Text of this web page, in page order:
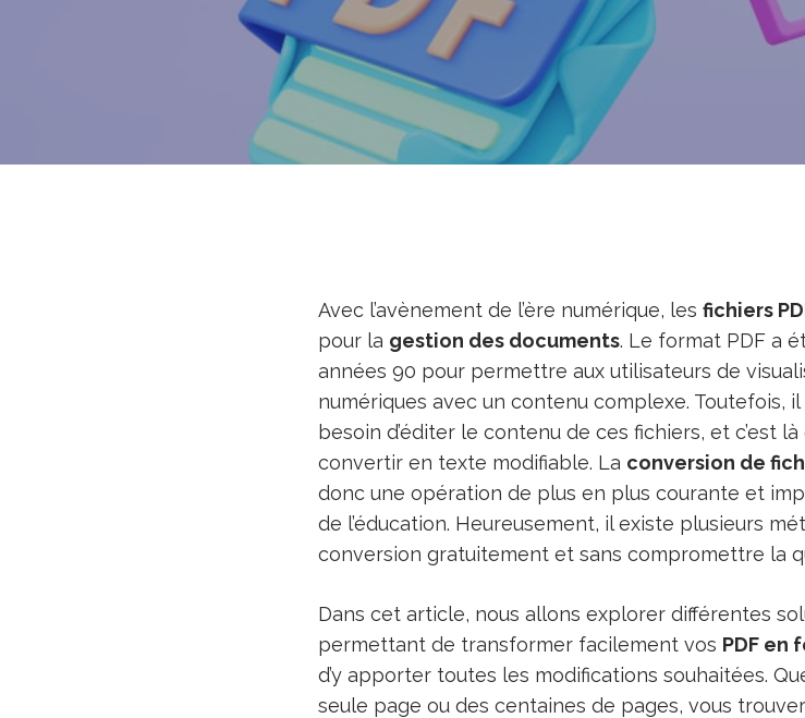
Avec l’avènement de l’ère numérique, les fichiers
pour la gestion des documents. Le format PDF a
années 90 pour permettre aux utilisateurs de
numériques avec un contenu complexe. Toutefois,
besoin d’éditer le contenu de ces fichiers, et c’est
convertir en texte modifiable. La conversion de
donc une opération de plus en plus courante et
de l’éducation. Heureusement, il existe plusieurs
conversion gratuitement et sans compromettre la
Dans cet article, nous allons explorer différentes
permettant de transformer facilement vos PDF en
d’y apporter toutes les modifications souhaitées.
seule page ou des centaines de pages, vous